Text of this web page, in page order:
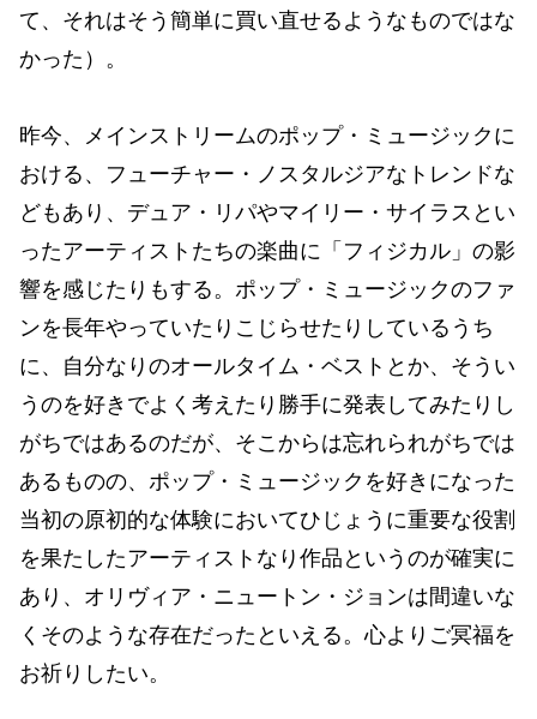
て、それはそう簡単に買い直せるようなものではな
かった）。
昨今、メインストリームのポップ・ミュージックに
おける、フューチャー・ノスタルジアなトレンドな
どもあり、デュア・リパやマイリー・サイラスとい
ったアーティストたちの楽曲に「フィジカル」の影
響を感じたりもする。ポップ・ミュージックのファ
ンを長年やっていたりこじらせたりしているうち
に、自分なりのオールタイム・ベストとか、そうい
うのを好きでよく考えたり勝手に発表してみたりし
がちではあるのだが、そこからは忘れられがちでは
あるものの、ポップ・ミュージックを好きになった
当初の原初的な体験においてひじょうに重要な役割
を果たしたアーティストなり作品というのが確実に
あり、オリヴィア・ニュートン・ジョンは間違いな
くそのような存在だったといえる。心よりご冥福を
お祈りしたい。